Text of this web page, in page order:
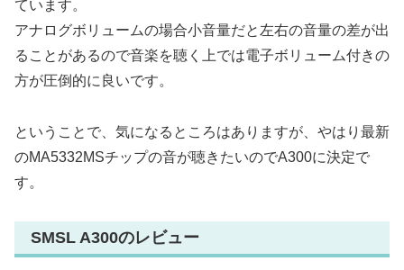
ています。
アナログボリュームの場合小音量だと左右の音量の差が出
ることがあるので音楽を聴く上では電子ボリューム付きの
方が圧倒的に良いです。
ということで、気になるところはありますが、やはり最新
のMA5332MSチップの音が聴きたいのでA300に決定で
す。
SMSL A300のレビュー